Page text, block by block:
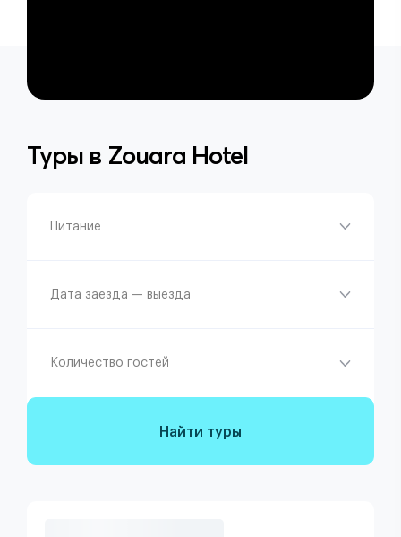
Туры в Zouara Hotel
Питание
Дата заезда — выезда
Количество гостей
Найти туры